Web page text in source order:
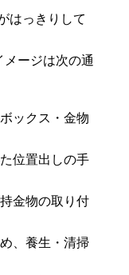
はっきりして
ージは次の通
ックス・金物
位置出しの手
金物の取り付
、養生・清掃